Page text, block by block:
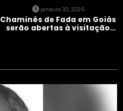
janeiro 30, 2026
Chaminés de Fada em Goiás
serão abertas à visitação